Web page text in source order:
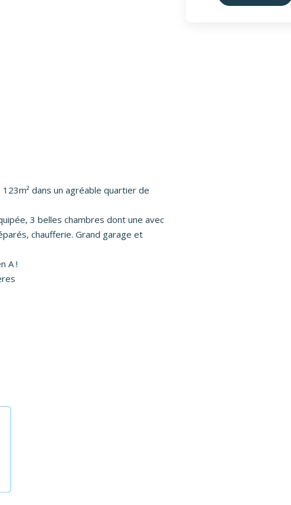
dans un agréable quartier de
3 belles chambres dont une avec
chaufferie. Grand garage et
A !